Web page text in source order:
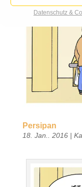
Datenschutz &
Persipan
18. Jan.. 2016|